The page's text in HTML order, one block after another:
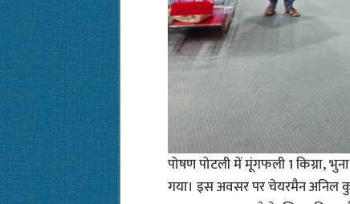
पोषण पोटली में मूंगफली 1 किग्रा, भुना
गया। इस अवसर पर चेयरमैन अनिल